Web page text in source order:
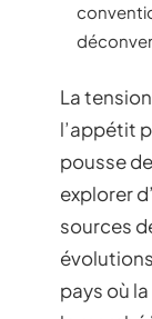
La
l’appétit
pousse
explorer
sources
pays où